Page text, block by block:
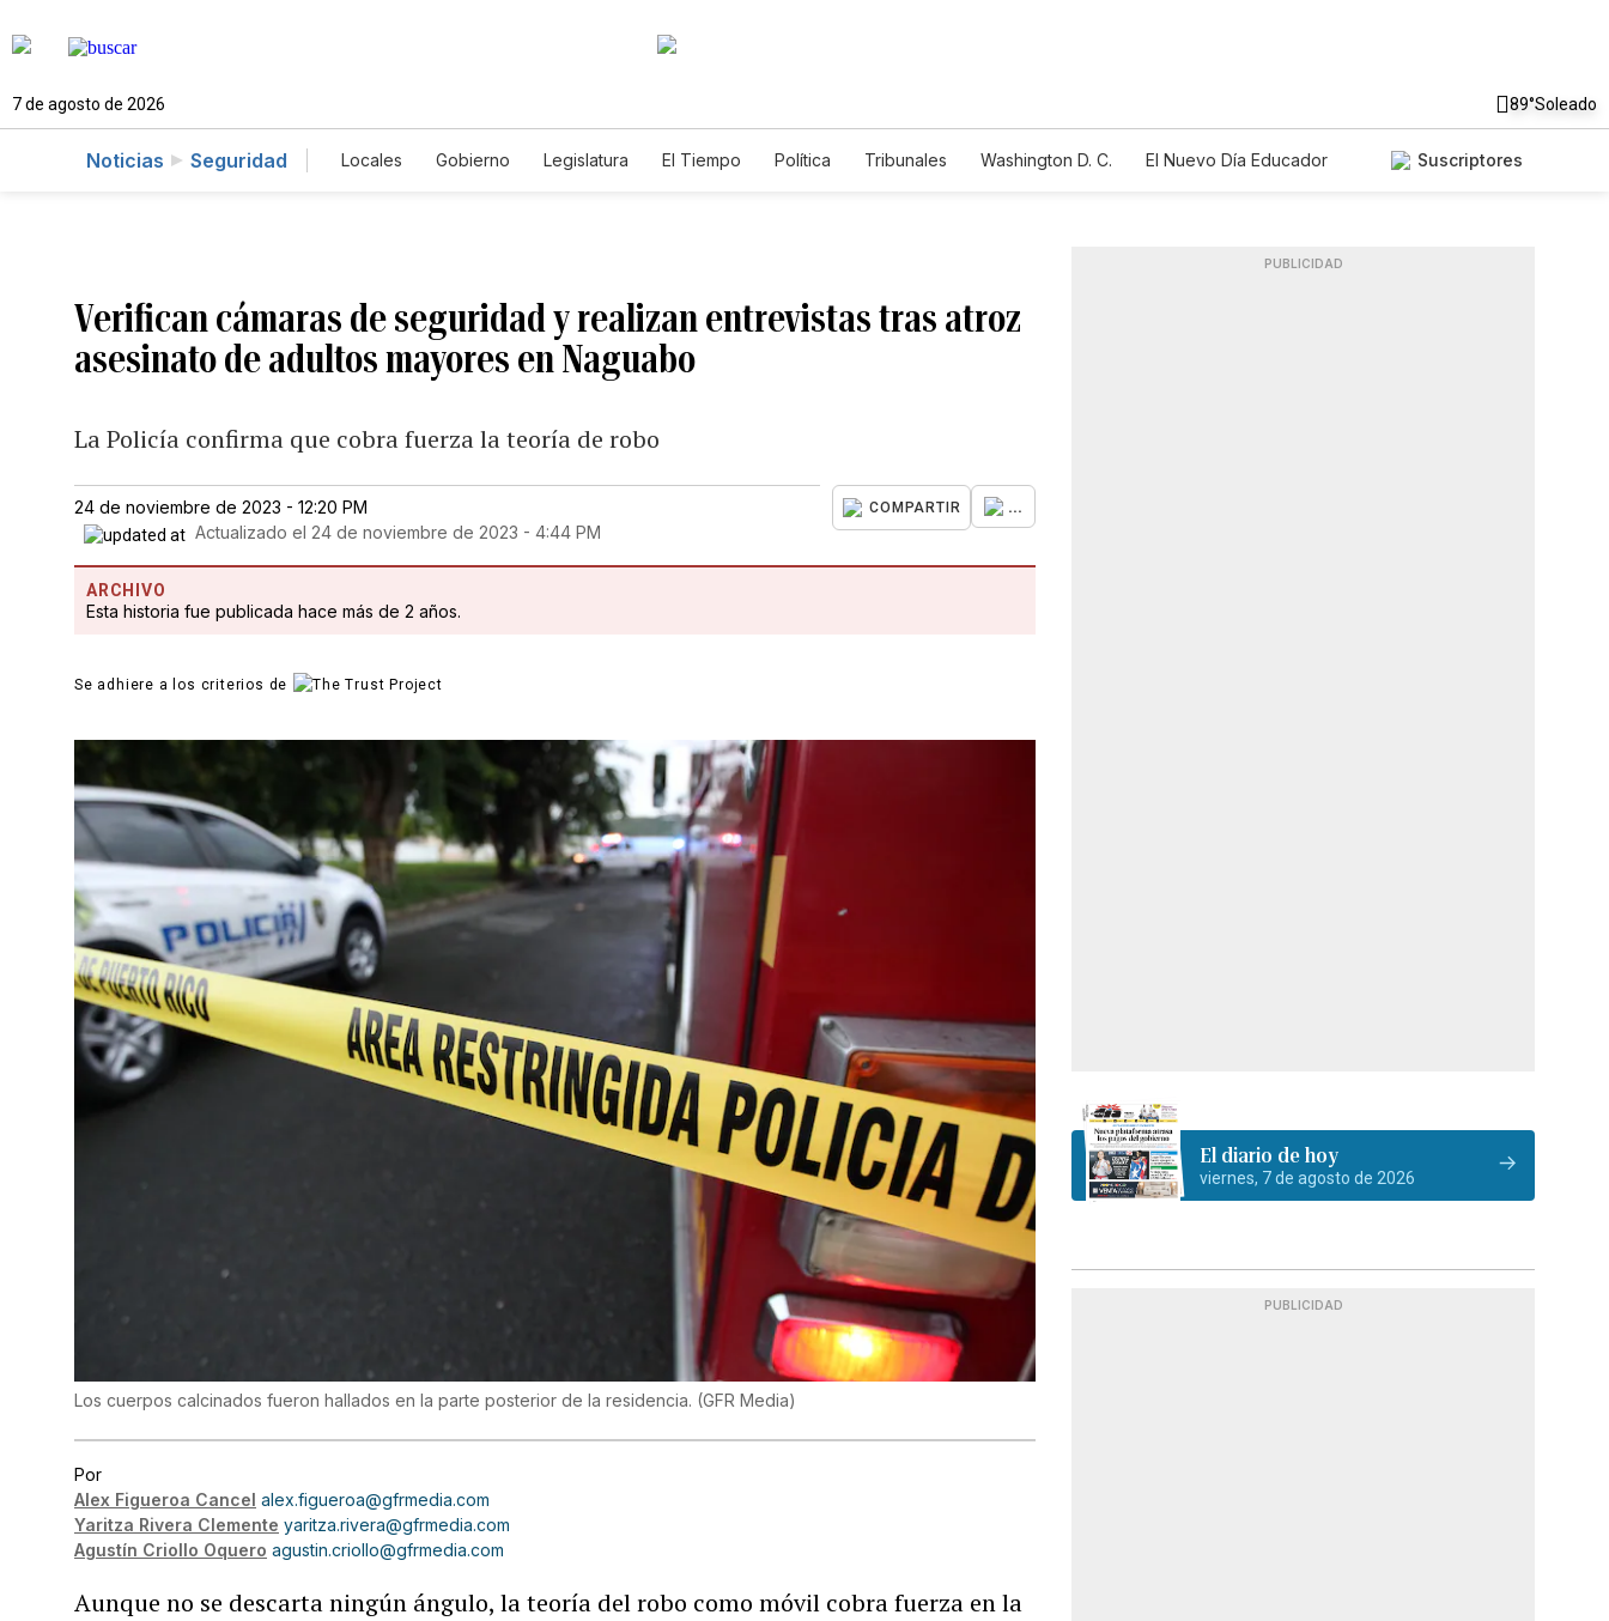
7 de agosto de 2026 89°Soleado
Noticias Seguridad Locales Gobierno Legislatura El Tiempo Política Tribunales Washington D. C.
El Nuevo Día Educador
Suscriptores
Verifican cámaras de seguridad y realizan entrevistas tras atroz
asesinato de adultos mayores en Naguabo
La Policía confirma que cobra fuerza la teoría de robo
24 de noviembre de 2023 - 12:20 PM
Actualizado el 24 de noviembre de 2023 - 4:44 PM
COMPARTIR ...
ARCHIVO
Esta historia fue publicada hace más de 2 años.
Se adhiere a los criterios de
Los cuerpos calcinados fueron hallados en la parte posterior de la residencia. (GFR Media)
Por
Alex Figueroa Cancel alex.figueroa@gfrmedia.com
Yaritza Rivera Clemente yaritza.rivera@gfrmedia.com
Agustín Criollo Oquero agustin.criollo@gfrmedia.com
Aunque no se descarta ningún ángulo, la teoría del robo como móvil cobra fuerza en la
PUBLICIDAD
El diario de hoy
viernes, 7 de agosto de 2026
PUBLICIDAD